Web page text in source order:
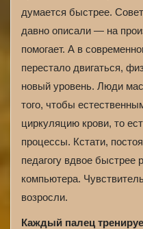
думается быстрее.
давно описали — на
помогает. А в
перестало двигаться,
новый уровень. Люди
того, чтобы
циркуляцию крови, то
процессы. Кстати,
педагогу вдвое быстрее
компьютера.
возросли.
Каждый палец